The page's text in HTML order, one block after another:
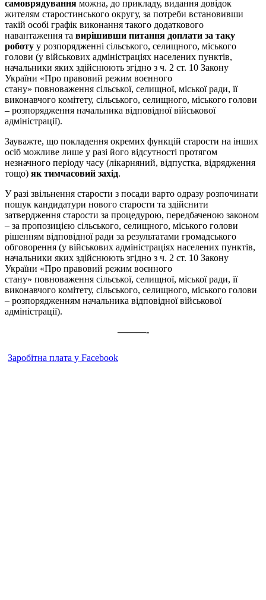
самоврядування можна, до прикладу, видання довідок
жителям старостинського округу, за потреби встановивши
такій особі графік виконання такого додаткового
навантаження та вирішивши питання доплати за таку
роботу у розпорядженні сільського, селищного, міського
голови (у військових адміністраціях населених пунктів,
начальники яких здійснюють згідно з ч. 2 ст. 10 Закону
України «Про правовий режим воєнного
стану» повноваження сільської, селищної, міської ради, її
виконавчого комітету, сільського, селищного, міського голови
– розпорядження начальника відповідної військової
адміністрації).
Зауважте, що покладення окремих функцій старости на інших
осіб можливе лише у разі його відсутності протягом
незначного періоду часу (лікарняний, відпустка, відрядження
тощо) як тимчасовий захід.
У разі звільнення старости з посади варто одразу розпочинати
пошук кандидатури нового старости та здійснити
затвердження старости за процедурою, передбаченою законом
– за пропозицією сільського, селищного, міського голови
рішенням відповідної ради за результатами громадського
обговорення (у військових адміністраціях населених пунктів,
начальники яких здійснюють згідно з ч. 2 ст. 10 Закону
України «Про правовий режим воєнного
стану» повноваження сільської, селищної, міської ради, її
виконавчого комітету, сільського, селищного, міського голови
– розпорядженням начальника відповідної військової
адміністрації).
———-
Заробітна плата у Facebook